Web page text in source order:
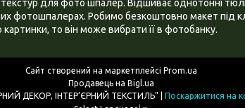
текстур для фото шпалер. Відшиває однотонні
фотошпалерах. Робимо безкоштовно макет під
то він може вибрати її в фотобанку.
Сайт створений на маркетплейсі Prom.ua
Продавець на Bigl.ua
Поскаржитися на